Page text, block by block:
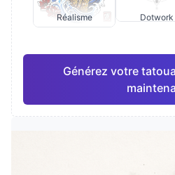
Réalisme Dotwork
Générez votre